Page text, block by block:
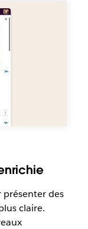
présenter des
claire.